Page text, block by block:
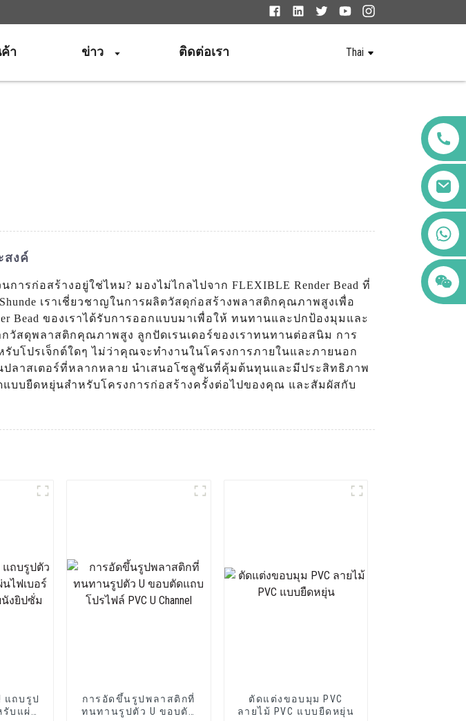
า ข่าว ติดต่อเรา Thai
+86 123456789122
สงค์
รก่อสร้างอยู่ใช่ไหม? มองไม่ไกลไปจาก FLEXIBLE Render Bead ที่
Shunde เราเชี่ยวชาญในการผลิตวัสดุก่อสร้างพลาสติกคุณภาพสูงเพื่อ
Bead ของเราได้รับการออกแบบมาเพื่อให้ ทนทานและปกป้องมุมและ
วัสดุพลาสติกคุณภาพสูง ลูกปัดเรนเดอร์ของเราทนทานต่อสนิม การ
โปรเจ็กต์ใดๆ ไม่ว่าคุณจะทำงานในโครงการภายในและภายนอก
ปลาสเตอร์ที่หลากหลาย นำเสนอโซลูชันที่คุ้มต้นทุนและมีประสิทธิภาพ
บบยืดหยุ่นสำหรับโครงการก่อสร้างครั้งต่อไปของคุณ และสัมผัสกับ
แถบรูป
บแผ่น
การอัดขึ้นรูปพลาสติกที่
ทนทานรูปตัว U ขอบตัด
ตัดแต่งขอบมุม PVC
ลายไม้ PVC แบบยืดหยุ่น